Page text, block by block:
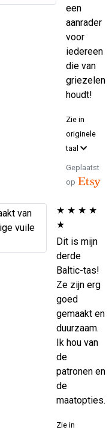
een
aanrader
voor
iedereen
die van
griezelen
houdt!
Zie in
originele
taal
Geplaatst
op
★ ★ ★ ★
★
Dit is mijn
derde
Baltic-tas!
Ze zijn erg
goed
gemaakt en
duurzaam.
Ik hou van
de
patronen en
de
maatopties.
Zie in